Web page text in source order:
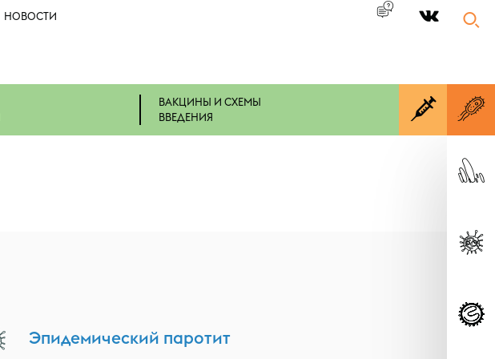
НОВОСТИ |
ВАКЦИНЫ И СХЕМЫ
ВВЕДЕНИЯ
Эпидемический паротит